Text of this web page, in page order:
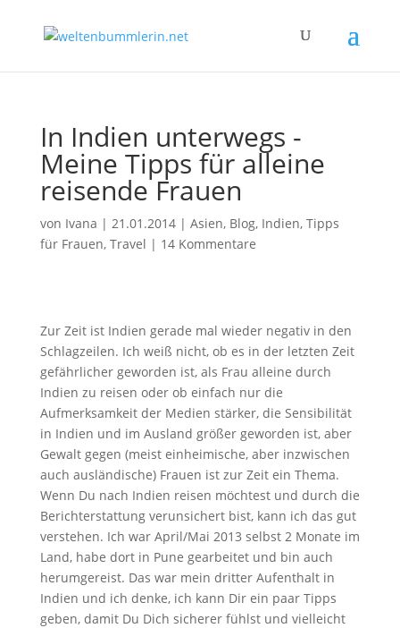
In Indien unterwegs -
Meine Tipps für alleine
reisende Frauen
von Ivana | 21.01.2014| Asien, Blog, Indien, Tipps
für Frauen, Travel | 14 Kommentare
Zur Zeit ist Indien gerade mal wieder negativ in den
Schlagzeilen. Ich weiß nicht, ob es in der letzten Zeit
gefährlicher geworden ist, als Frau alleine durch
Indien zu reisen oder ob einfach nur die
Aufmerksamkeit der Medien stärker, die Sensibilität
in Indien und im Ausland größer geworden ist, aber
Gewalt gegen (meist einheimische, aber inzwischen
auch ausländische) Frauen ist zur Zeit ein Thema.
Wenn Du nach Indien reisen möchtest und durch die
Berichterstattung verunsichert bist, kann ich das gut
verstehen. Ich war April/Mai 2013 selbst 2 Monate im
Land, habe dort in Pune gearbeitet und bin auch
herumgereist. Das war mein dritter Aufenthalt in
Indien und ich denke, ich kann Dir ein paar Tipps
geben, damit Du Dich sicherer fühlst und vielleicht